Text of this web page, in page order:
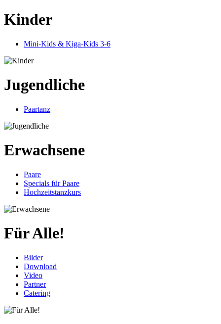
Kinder
Mini-Kids & Kiga-Kids 3-6
Jugendliche
Paartanz
Erwachsene
Paare
Specials für Paare
Hochzeitstanzkurs
Für Alle!
Bilder
Download
Video
Partner
Catering